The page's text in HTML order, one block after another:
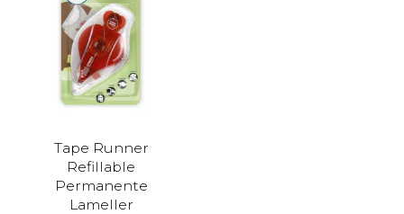
Tape Runner
Refillable
Permanente
Lameller